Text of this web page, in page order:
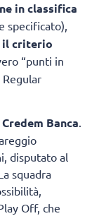
in classifica
specificato),
il criterio
“punti in
Banca.
disputato al
squadra
Off, che